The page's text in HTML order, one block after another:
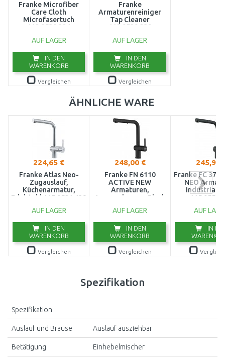
Franke Microfiber
Care Cloth
Microfasertuch
112.0530.324
AUF LAGER
IN DEN
WARENKORB
Vergleichen
Franke
Armaturenreiniger
Tap Cleaner
112.0530.239
AUF LAGER
IN DEN
WARENKORB
Vergleichen
ÄHNLICHE WARE
224,65 €
Franke Atlas Neo-
Zugauslauf,
Küchenarmatur,
Edelstahl 115.0521.438
AUF LAGER
IN DEN
WARENKORB
Vergleichen
248,00 €
Franke FN 6110
ACTIVE NEW
Armaturen,
Auszugsbrause, Black
AUF LAGER
IN DEN
WARENKORB
Vergleichen
245,95
Franke FC
NEO
Industrial
AUF
IN
Spezifikation
Spezifikation
Auslauf und Brause Auslauf ausziehbar
Betätigung Einhebelmischer